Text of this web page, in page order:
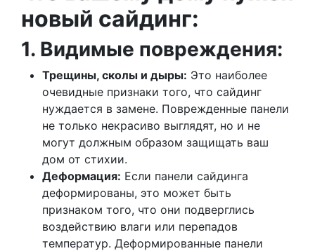
новый сайдинг:
1. Видимые повреждения:
Трещины, сколы и дыры: Это наиболее
очевидные признаки того, что сайдинг
нуждается в замене. Поврежденные панели
не только некрасиво выглядят, но и не
могут должным образом защищать ваш
дом от стихии.
Деформация: Если панели сайдинга
деформированы, это может быть
признаком того, что они подверглись
воздействию влаги или перепадов
температур. Деформированные панели